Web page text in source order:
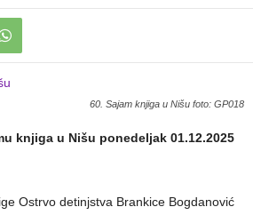
60. Sajam knjiga u Nišu foto: GP018
knjiga u Nišu ponedeljak 01.12.2025
Ostrvo detinjstva Brankice Bogdanović